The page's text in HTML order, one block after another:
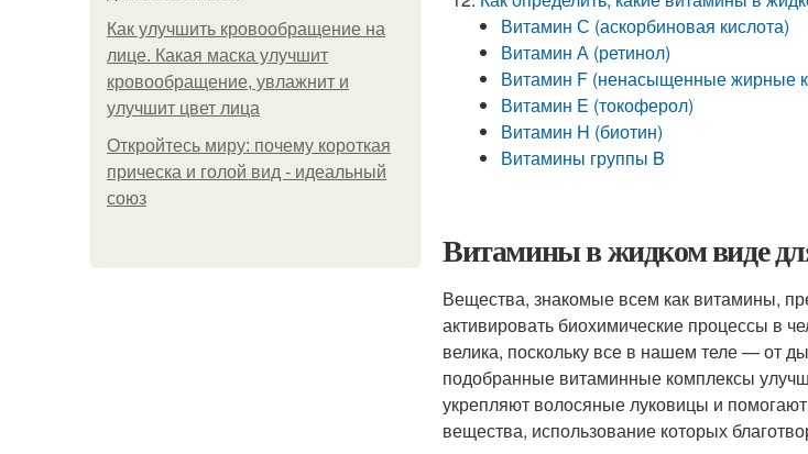
Как улучшить кровообращение на
лице. Какая маска улучшит
кровообращение, увлажнит и
улучшит цвет лица
Откройтесь миру: почему короткая
прическа и голой вид - идеальный
союз
Витамин С (аскорбиновая кислота)
Витамин А (ретинол)
Витамин F (ненасыщенные жирные
Витамин E (токоферол)
Витамин H (биотин)
Витамины группы B
Витамины в жидком виде
Вещества, знакомые всем как витамины,
активировать биохимические процессы в
велика, поскольку все в нашем теле — от
подобранные витаминные комплексы
укрепляют волосяные луковицы и
вещества, использование которых